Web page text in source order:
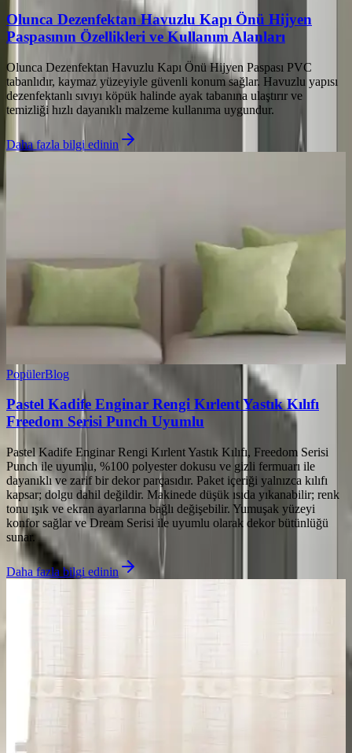
Olunca Dezenfektan Havuzlu Kapı Önü Hijyen
Paspasının Özellikleri ve Kullanım Alanları
Olunca Dezenfektan Havuzlu Kapı Önü Hijyen Paspası PVC
tabanlıdır, kaymaz yüzeyiyle güvenli konum sağlar. Havuzlu yapısı
dezenfektanlı sıvıyı köpük halinde ayak tabanına ulaştırır ve
temizliği hızlı dayanıklı malzeme kullanıma uygundur.
Daha fazla bilgi edinin
PopülerBlog
Pastel Kadife Enginar Rengi Kırlent Yastık Kılıfı
Freedom Serisi Punch Uyumlu
Pastel Kadife Enginar Rengi Kırlent Yastık Kılıfı, Freedom Serisi
Punch ile uyumlu, %100 polyester dokusu ve gizli fermuarı ile
dayanıklı ve zarif bir dekor parçasıdır. Paket içeriği yalnızca kılıfı
kapsar; dolgu dahil değildir. Makinede düşük ısıda yıkanabilir; renk
tonu ışık ve ekran ayarlarına bağlı değişebilir. Yumuşak yüzeyi
konfor sağlar ve Dream Serisi ile uyumlu olarak dekor bütünlüğü
sunar.
Daha fazla bilgi edinin